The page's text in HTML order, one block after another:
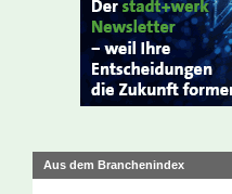
Aus dem Branchenindex